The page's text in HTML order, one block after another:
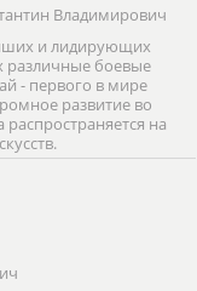
Владимирович
и лидирующих
различные боевые
- первого в мире
развитие во
на